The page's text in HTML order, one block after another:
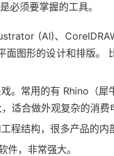
必须要掌握的工具。
(AI)、
图形的设计和排版。
。常用的有 Rhino（
适合做外观复杂的消费
程结构，很多产品的内
件，非常强大。